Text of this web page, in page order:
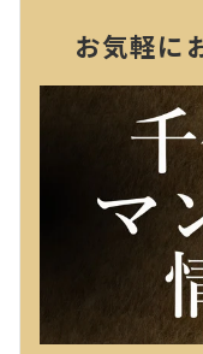
お気軽に